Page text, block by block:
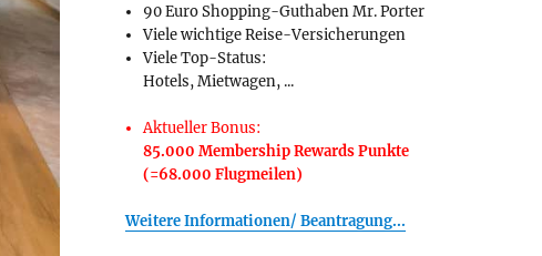
90 Euro Shopping-Guthaben Mr. Porter
Viele wichtige Reise-Versicherungen
Viele Top-Status:
Hotels, Mietwagen, ...
Aktueller Bonus:
85.000 Membership Rewards Punkte
(=68.000 Flugmeilen)
Weitere Informationen/ Beantragung...